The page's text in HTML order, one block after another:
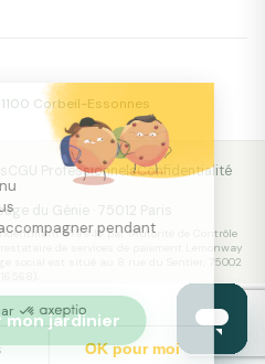
contenu
de vous
vous accompagner pendant
par
choisis OK pour moi
mon jardinier
Corbeil-Essonnes
CGU ProfessionnelsConfidentialité
du Génie · 75012 Paris
379946 par l'Autorité de Contrôle
de services de paiement Lemonway
social est situé au 8 rue du Sentier, 75002